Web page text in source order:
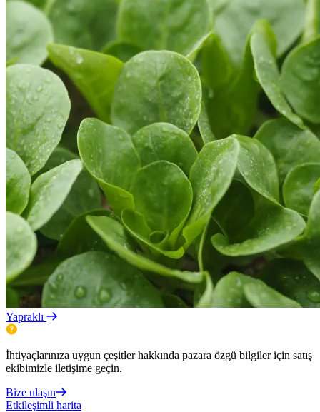
Yapraklı
İhtiyaçlarınıza uygun çeşitler hakkında pazara özgü bilgiler için satış
ekibimizle iletişime geçin.
Bize ulaşın
Etkileşimli harita